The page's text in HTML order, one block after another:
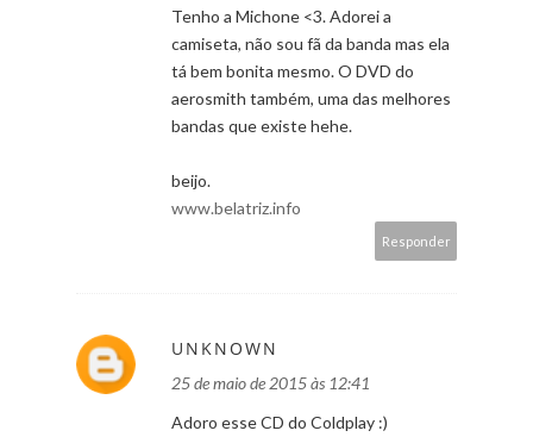
Tenho a Michone <3. Adorei a
camiseta, não sou fã da banda mas ela
tá bem bonita mesmo. O DVD do
aerosmith também, uma das melhores
bandas que existe hehe.
beijo.
www.belatriz.info
Responder
UNKNOWN
25 de maio de 2015 às 12:41
Adoro esse CD do Coldplay :)